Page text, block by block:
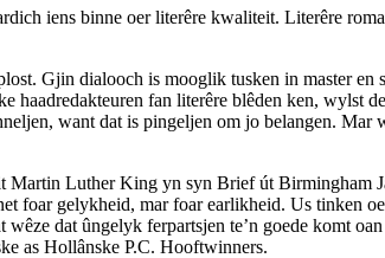
iens binne oer literêre kwaliteit. Literêre
Gjin dialooch is mooglik tusken in master
haadredakteuren fan literêre blêden ken,
want dat is pingeljen om jo belangen.
Martin Luther King yn syn Brief út
foar gelykheid, mar foar earlikheid. Us tinken
dat ûngelyk ferpartsjen te’n goede komt
as Hollânske P.C. Hooftwinners.